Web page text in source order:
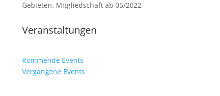
Gebieten. Mitgliedschaft ab 05/2022
Veranstaltungen
Kommende Events
Vergangene Events